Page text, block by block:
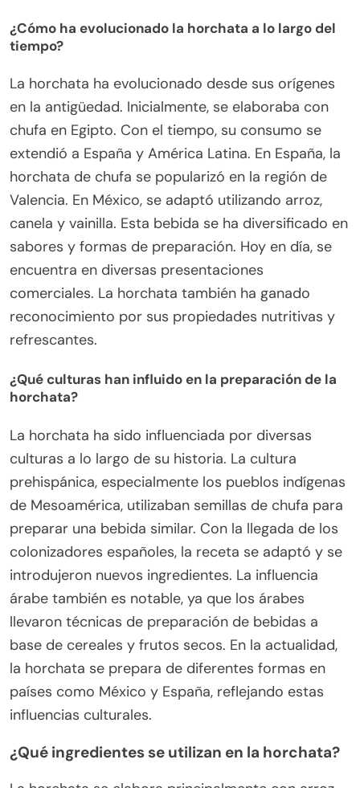
¿Cómo ha evolucionado la horchata a lo largo del
tiempo?
La horchata ha evolucionado desde sus orígenes
en la antigüedad. Inicialmente, se elaboraba con
chufa en Egipto. Con el tiempo, su consumo se
extendió a España y América Latina. En España, la
horchata de chufa se popularizó en la región de
Valencia. En México, se adaptó utilizando arroz,
canela y vainilla. Esta bebida se ha diversificado en
sabores y formas de preparación. Hoy en día, se
encuentra en diversas presentaciones
comerciales. La horchata también ha ganado
reconocimiento por sus propiedades nutritivas y
refrescantes.
¿Qué culturas han influido en la preparación de la
horchata?
La horchata ha sido influenciada por diversas
culturas a lo largo de su historia. La cultura
prehispánica, especialmente los pueblos indígenas
de Mesoamérica, utilizaban semillas de chufa para
preparar una bebida similar. Con la llegada de los
colonizadores españoles, la receta se adaptó y se
introdujeron nuevos ingredientes. La influencia
árabe también es notable, ya que los árabes
llevaron técnicas de preparación de bebidas a
base de cereales y frutos secos. En la actualidad,
la horchata se prepara de diferentes formas en
países como México y España, reflejando estas
influencias culturales.
¿Qué ingredientes se utilizan en la horchata?